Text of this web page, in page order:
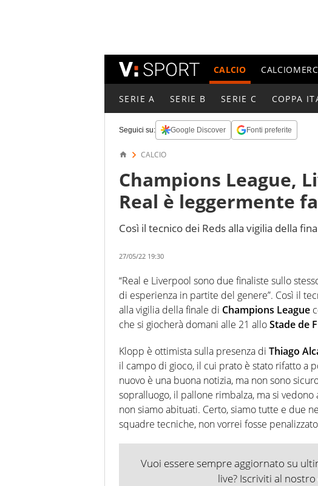
CALCIO
SERIE A SERIE B SERIE C COPPA
Seguici su: Google Discover Fonti preferite
CALCIO
Champions League,
Real è leggermente
Così il tecnico dei Reds alla vigilia della
27/05/22 19:30
“Real e Liverpool sono due finaliste sullo
di esperienza in partite del genere”. Così il
alla vigilia della finale di Champions League
che si giocherà domani alle 21 alloStade de
Klopp è ottimista sulla presenza di Thiago
il campo di gioco, il cui prato è stato rifatto a
nuovo è una buona notizia, ma non sono
sopralluogo, il pallone rimbalza, ma si
non siamo abituati. Certo, siamo tutte e due
squadre tecniche, non vorrei fosse
Vuoi essere sempre aggiornato su
live? Iscriviti al nostro